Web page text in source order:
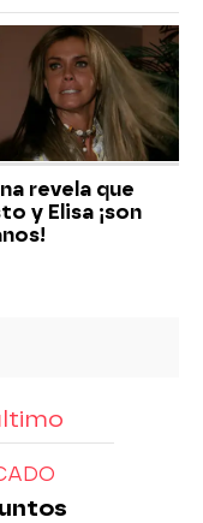
revela que
y Elisa ¡son